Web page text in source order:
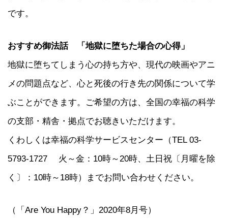
です。
おすすめ御法話 「地獄に堕ちた場合の心得」
地獄に堕ちてしまう心の持ち方や、現代の映画やアニ
メの問題点など、心と死後の行き先の関係について学
ぶことができます。ご希望の方は、全国の幸福の科学
の支部・精舎・拠点でお聴きいただけます。
くわしくは幸福の科学サービスセンター（TEL 03-
5793-1727 火～金：10時～20時、土日祝〔月曜を除
く〕：10時～18時）までお問い合わせください。
（「Are You Happy？」2020年8月号）